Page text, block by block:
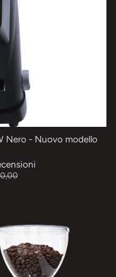
Nero - Nuovo modello